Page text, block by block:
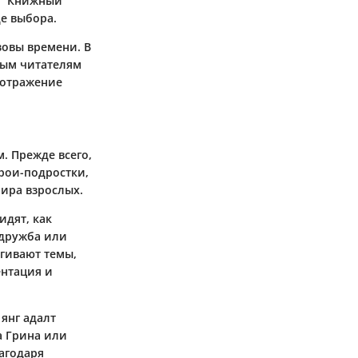
выбора.
времени. В
читателям
Прежде всего,
подростки,
взрослых.
как
или
темы,
и
адалт
Грина или